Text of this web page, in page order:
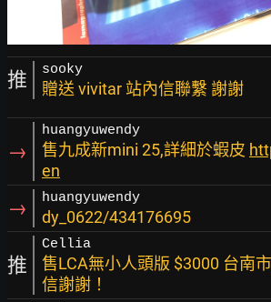
推 sooky
贈送 vivitar 站內信聯繫 謝謝
→
huangyuwendy
售九成新mini 25,詳細於蝦皮
en
→ huangyuwendy
dy_0622/434176695
推
Cellia
售LCA無小人頭版 $3000 台南
信謝謝！